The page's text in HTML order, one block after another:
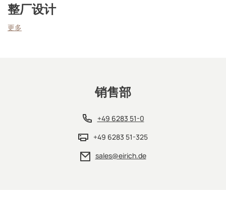
整厂设计
更多
销售部
+49 6283 51-0
+49 6283 51-325
sales@eirich.de